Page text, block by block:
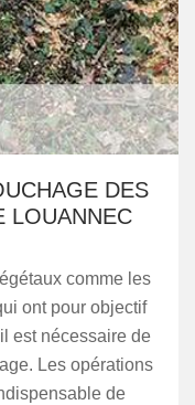
DES
LOUANNEC
comme les
ont pour objectif
est nécessaire de
Les opérations
de